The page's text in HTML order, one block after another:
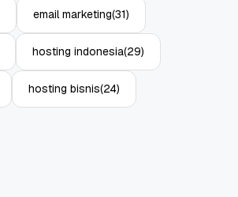
email marketing(31)
hosting indonesia(29)
hosting bisnis(24)